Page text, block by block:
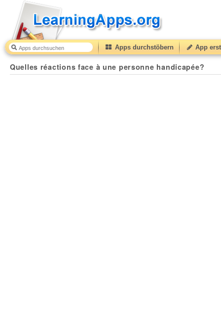
Apps durchstöbern App
Quelles réactions face à une personne handicapée?
Quelles réactions face à une personne handicapée?